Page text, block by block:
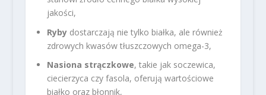
jakości,
Rybydostarczają nie tylko białka, ale również
zdrowych kwasów tłuszczowych omega-3,
Nasiona strączkowe, takie jak soczewica,
ciecierzyca czy fasola, oferują wartościowe
białko oraz błonnik,